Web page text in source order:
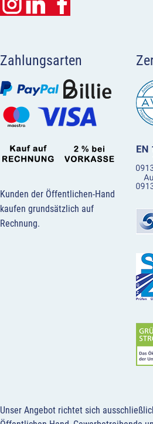
Zahlungsarten
Kunden der Öffentlichen-Hand
kaufen grundsätzlich auf
Rechnung.
Unser Angebot richtet sich